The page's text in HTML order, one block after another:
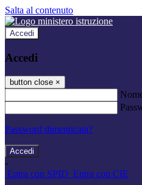
Salta al contenuto
Accedi
Accedi
button close ×
Password dimenticata?
-
Entra con SPID Entra con CIE